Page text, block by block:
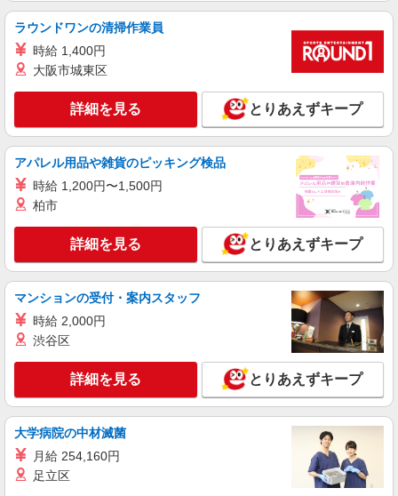
ラウンドワンの清掃作業員
時給 1,400円
大阪市城東区
詳細を見る とりあえずキープ
アパレル用品や雑貨のピッキング検品
時給 1,200円〜1,500円
柏市
詳細を見る とりあえずキープ
マンションの受付・案内スタッフ
時給 2,000円
渋谷区
詳細を見る とりあえずキープ
大学病院の中材滅菌
月給 254,160円
足立区